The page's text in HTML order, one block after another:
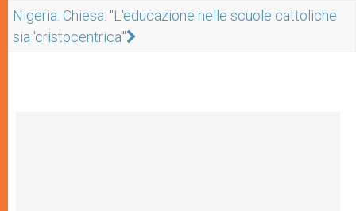
Nigeria. Chiesa: "L'educazione nelle scuole cattoliche
sia 'cristocentrica'"